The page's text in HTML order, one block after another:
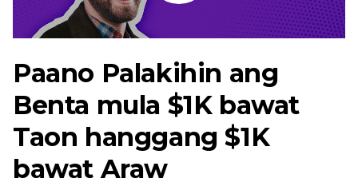
Paano Palakihin ang
Benta mula $1K bawat
Taon hanggang $1K
bawat Araw